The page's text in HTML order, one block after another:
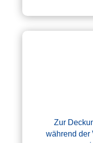
Zur
während der